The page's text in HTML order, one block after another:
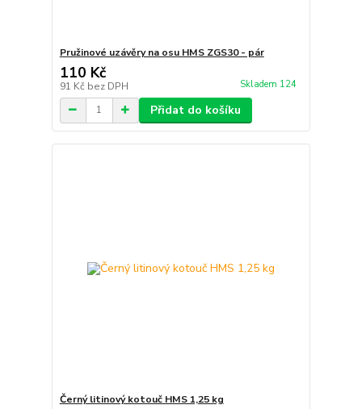
Pružinové uzávěry na osu HMS ZGS30 - pár
110 Kč
91 Kč bez DPH Skladem 124
Přidat do košíku
Černý litinový kotouč HMS 1,25 kg